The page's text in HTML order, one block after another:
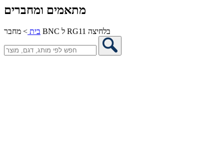
מתאמים ומחברים
בית > מחבר BNC ל RG11 בלחיצה